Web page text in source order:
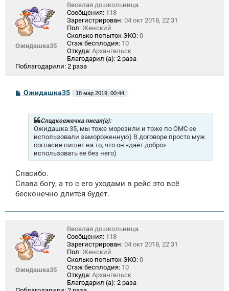
Ожидашка35
Веселая дошкольница
Сообщения: 118
Зарегистрирован: 04 окт 2018, 22:31
Пол: Женский
Сколько попыток ЭКО: 0
Стаж бесплодия: 10
Откуда: Архангельск
Благодарил (а): 2 раза
Поблагодарили: 2 раза
С
о
Ожидашка35 18 мар 2019, 00:44
Сладкоежечка писал(а):
Ожидашка 35, мы тоже морозили и тоже по ОМС ее
использовали замороженную) В договоре просто муж
согласие пишет на то, что он «даёт добро»
использовать ее без него)
Спасибо.
Слава богу, а то с его уходами в рейс это всё
бесконечно длится будет.
Ожидашка35
Веселая дошкольница
Сообщения: 118
Зарегистрирован: 04 окт 2018, 22:31
Пол: Женский
Сколько попыток ЭКО: 0
Стаж бесплодия: 10
Откуда: Архангельск
Благодарил (а): 2 раза